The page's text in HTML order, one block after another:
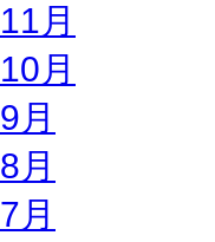
11月
10月
9月
8月
7月